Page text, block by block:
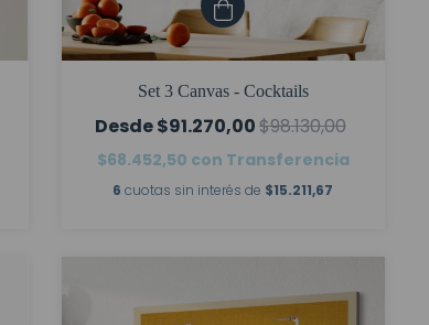
Set 3 Canvas - Cocktails
$91.270,00$98.130,00
$68.452,50 con Transferencia
6 cuotas sin interés de $15.211,67